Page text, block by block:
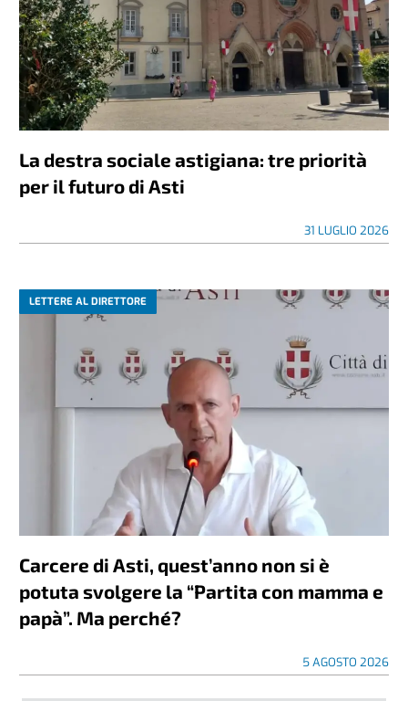
La destra sociale astigiana: tre priorità
per il futuro di Asti
31 LUGLIO 2026
LETTERE AL DIRETTORE
Carcere di Asti, quest’anno non si è
potuta svolgere la “Partita con mamma e
papà”. Ma perché?
5 AGOSTO 2026